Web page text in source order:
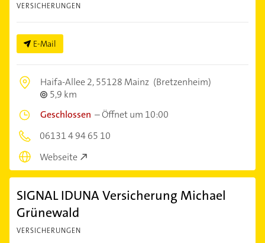
VERSICHERUNGEN
E-Mail
Haifa-Allee 2,55128 Mainz (Bretzenheim)
5,9 km
Geschlossen –Öffnet um 10:00
06131 4 94 65 10
Webseite
SIGNAL IDUNA Versicherung Michael
Grünewald
VERSICHERUNGEN